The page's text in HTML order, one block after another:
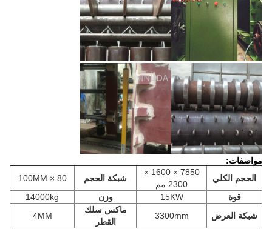
مواصفات:
الحجم الكلي
7850 × 1600 ×
2300 مم
شبكة الحجم
80 × 100MM
قوة
15KW وزن
14000kg
شبكة العرض
3300mm
ماكس سلك
القطر
4MM